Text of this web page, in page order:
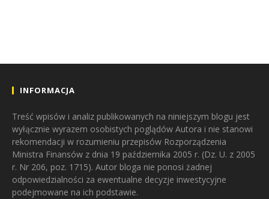
INFORMACJA
Treść wpisów i analiz publikowanych na niniejszym blogu jest
wyłącznie wyrazem osobistych poglądów Autora i nie stanowi
rekomendacji w rozumieniu przepisów Rozporządzenia
Ministra Finansów z dnia 19 października 2005 r. (Dz. U. z 2005
r. Nr 206, poz. 1715). Autor bloga nie ponosi żadnej
odpowiedzialności za ewentualne decyzje inwestycyjne
podejmowane na ich podstawie.